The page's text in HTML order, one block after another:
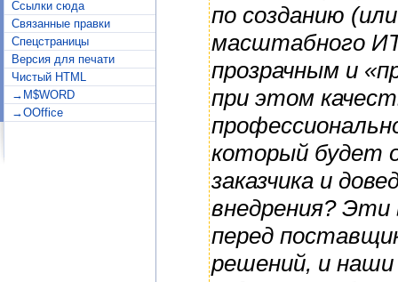
Ссылки сюда
Связанные правки
Спецстраницы
Версия для печати
Чистый HTML
→M$WORD
→OOffice
по созданию
масштабного
прозрачным и
при этом
который будет
заказчика и
внедрения?
перед
решений, и